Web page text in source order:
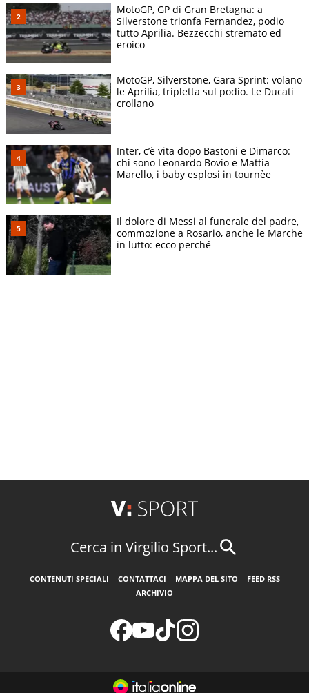
MotoGP, GP di Gran Bretagna: a
Silverstone trionfa Fernandez, podio
tutto Aprilia. Bezzecchi stremato ed
eroico
MotoGP, Silverstone, Gara Sprint: volano
le Aprilia, tripletta sul podio. Le Ducati
crollano
Inter, c’è vita dopo Bastoni e Dimarco:
chi sono Leonardo Bovio e Mattia
Marello, i baby esplosi in tournèe
Il dolore di Messi al funerale del padre,
commozione a Rosario, anche le Marche
in lutto: ecco perché
Cerca in Virgilio Sport...
CONTENUTI SPECIALI CONTATTACI MAPPA DEL SITO
FEED RSS
ARCHIVIO